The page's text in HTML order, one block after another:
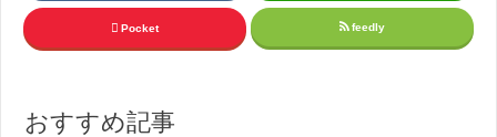
Pocket feedly
おすすめ記事